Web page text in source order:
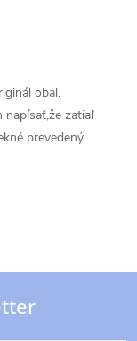
obal.
napísať,že zatiaľ
prevedený.